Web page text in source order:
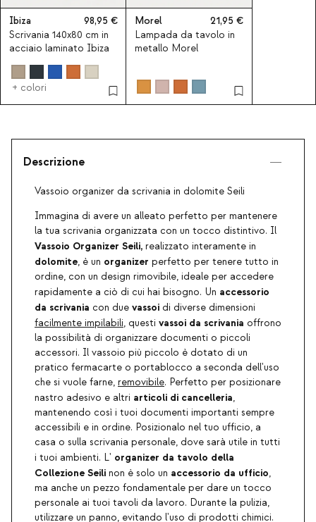
Ibiza
98,95
Scrivania 140x80 cm in
acciaio laminato Ibiza
+ colori
Morel
21,95
Lampada da tavolo in
metallo Morel
Descrizione
Vassoio organizer da scrivania in dolomite Seili
Immagina di avere un alleato perfetto per mantenere
la tua scrivania organizzata con un tocco distintivo. Il
Vassoio Organizer Seili, realizzato interamente in
dolomite, è un organizer perfetto per tenere tutto in
ordine, con un design rimovibile, ideale per accedere
rapidamente a ciò di cui hai bisogno. Un accessorio
da scrivania con due vassoi di diverse dimensioni
facilmente impilabili, questi vassoi da scrivania offrono
la possibilità di organizzare documenti o piccoli
accessori. Il vassoio più piccolo è dotato di un
pratico fermacarte o portablocco a seconda dell'uso
che si vuole farne, removibile. Perfetto per posizionare
nastro adesivo e altri articoli di cancelleria,
mantenendo così i tuoi documenti importanti sempre
accessibili e in ordine. Posizionalo nel tuo ufficio, a
casa o sulla scrivania personale, dove sarà utile in tutti
i tuoi ambienti. L' organizer da tavolo della
Collezione Seili non è solo un accessorio da ufficio,
ma anche un pezzo fondamentale per dare un tocco
personale ai tuoi tavoli da lavoro. Durante la pulizia,
utilizzare un panno, evitando l'uso di prodotti chimici.